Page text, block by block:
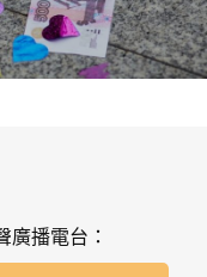
播電台：